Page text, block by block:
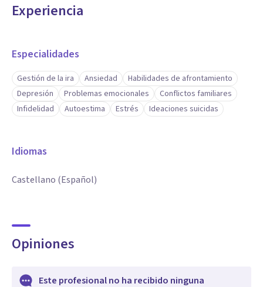
Experiencia
Especialidades
Gestión de la ira Ansiedad
Habilidades de afrontamiento
Depresión
Problemas emocionales
Conflictos familiares
Infidelidad
Autoestima Estrés Ideaciones suicidas
Idiomas
Castellano (Español)
Opiniones
Este profesional no ha recibido ninguna